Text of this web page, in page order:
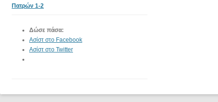
Πατρών 1-2
Δώσε πάσα:
Ασίστ στο Facebook
Ασίστ στο Twitter